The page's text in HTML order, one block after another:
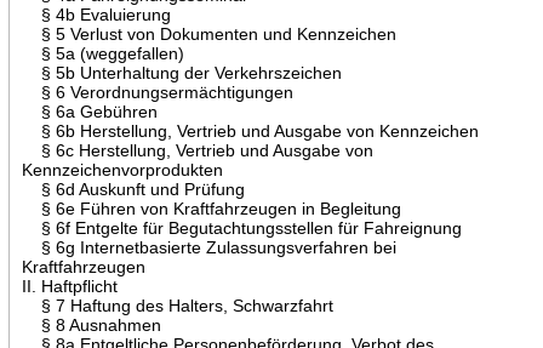
§ 4b Evaluierung
§ 5 Verlust von Dokumenten und Kennzeichen
§ 5a (weggefallen)
§ 5b Unterhaltung der Verkehrszeichen
§ 6 Verordnungsermächtigungen
§ 6a Gebühren
§ 6b Herstellung, Vertrieb und Ausgabe von Kennzeichen
§ 6c Herstellung, Vertrieb und Ausgabe von
Kennzeichenvorprodukten
§ 6d Auskunft und Prüfung
§ 6e Führen von Kraftfahrzeugen in Begleitung
§ 6f Entgelte für Begutachtungsstellen für Fahreignung
§ 6g Internetbasierte Zulassungsverfahren bei
Kraftfahrzeugen
II. Haftpflicht
§ 7 Haftung des Halters, Schwarzfahrt
§ 8 Ausnahmen
§ 8a Entgeltliche Personenbeförderung, Verbot des